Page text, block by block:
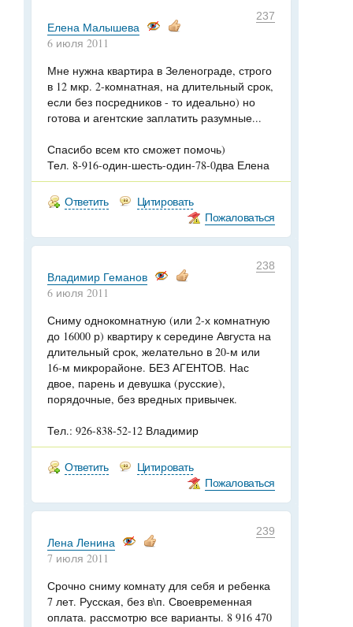
237
Елена Малышева
6 июля 2011
Мне нужна квартира в Зеленограде, строго
в 12 мкр. 2-комнатная, на длительный срок,
если без посредников - то идеально) но
готова и агентские заплатить разумные...
Спасибо всем кто сможет помочь)
Тел. 8-916-один-шесть-один-78-0два Елена
Ответить
Цитировать
Пожаловаться
238
Владимир Геманов
6 июля 2011
Сниму однокомнатную (или 2-х комнатную
до 16000 р) квартиру к середине Августа на
длительный срок, желательно в 20-м или
16-м микрорайоне. БЕЗ АГЕНТОВ. Нас
двое, парень и девушка (русские),
порядочные, без вредных привычек.
Тел.: 926-838-52-12 Владимир
Ответить
Цитировать
Пожаловаться
239
Лена Ленина
7 июля 2011
Срочно сниму комнату для себя и ребенка
7 лет. Русская, без в\п. Своевременная
оплата. рассмотрю все варианты. 8 916 470